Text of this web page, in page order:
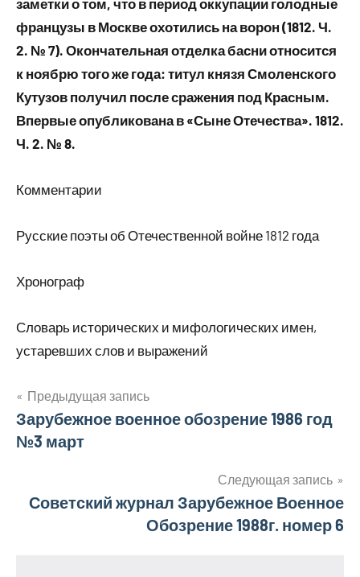
заметки о том, что в период оккупации голодные
французы в Москве охотились на ворон (1812. Ч.
2. № 7). Окончательная отделка басни относится
к ноябрю того же года: титул князя Смоленского
Кутузов получил после сражения под Красным.
Впервые опубликована в «Сыне Отечества». 1812.
Ч. 2. № 8.
Комментарии
Русские поэты об Отечественной войне 1812 года
Хронограф
Словарь исторических и мифологических имен,
устаревших слов и выражений
Навигация
по
Предыдущая запись
Зарубежное военное обозрение 1986 год
№3 март
Следующая запись
Советский журнал Зарубежное Военное
Обозрение 1988г. номер 6